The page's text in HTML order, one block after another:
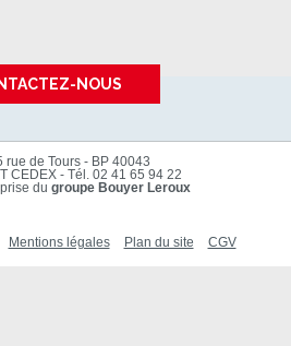
NOUS
rue de Tours - BP 40043
CEDEX -Tél. 02 41 65 94 22
du groupe Bouyer Leroux
Mentions légales Plan du site CGV